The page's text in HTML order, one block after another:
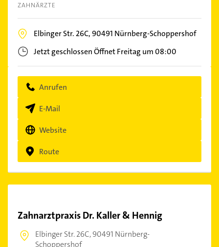
ZAHNÄRZTE
Elbinger Str. 26C,90491 Nürnberg-Schoppershof
Jetzt geschlossenÖffnet Freitag um 08:00
Anrufen
E-Mail
Website
Route
Zahnarztpraxis Dr. Kaller & Hennig
Elbinger Str. 26C,90491 Nürnberg-
Schoppershof